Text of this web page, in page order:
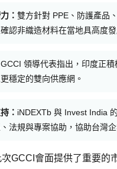
： 雙方針對 PPE、防護產品
認非織造材料在當地具高度發
GCCI 領導代表指出，印度正
穩定的雙向供應網。
： iNDEXTb 與 Invest India
法規與專案協助，協助台灣企
GCCI會面提供了重要的